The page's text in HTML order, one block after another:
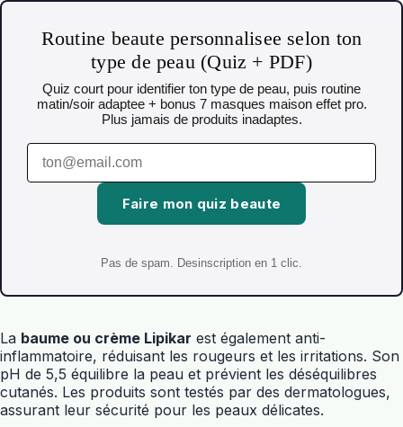
Routine beaute personnalisee selon ton
type de peau (Quiz + PDF)
Quiz court pour identifier ton type de peau, puis routine
matin/soir adaptee + bonus 7 masques maison effet pro.
Plus jamais de produits inadaptes.
Faire mon quiz beaute
Pas de spam. Desinscription en 1 clic.
La baume ou crème Lipikar est également anti-
inflammatoire, réduisant les rougeurs et les irritations. Son
pH de 5,5 équilibre la peau et prévient les déséquilibres
cutanés. Les produits sont testés par des dermatologues,
assurant leur sécurité pour les peaux délicates.